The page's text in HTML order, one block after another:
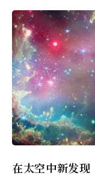
在太空中新发现